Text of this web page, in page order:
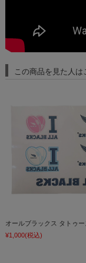
この商品を見た人
オールブラックス タトゥ
¥1,000(税込)